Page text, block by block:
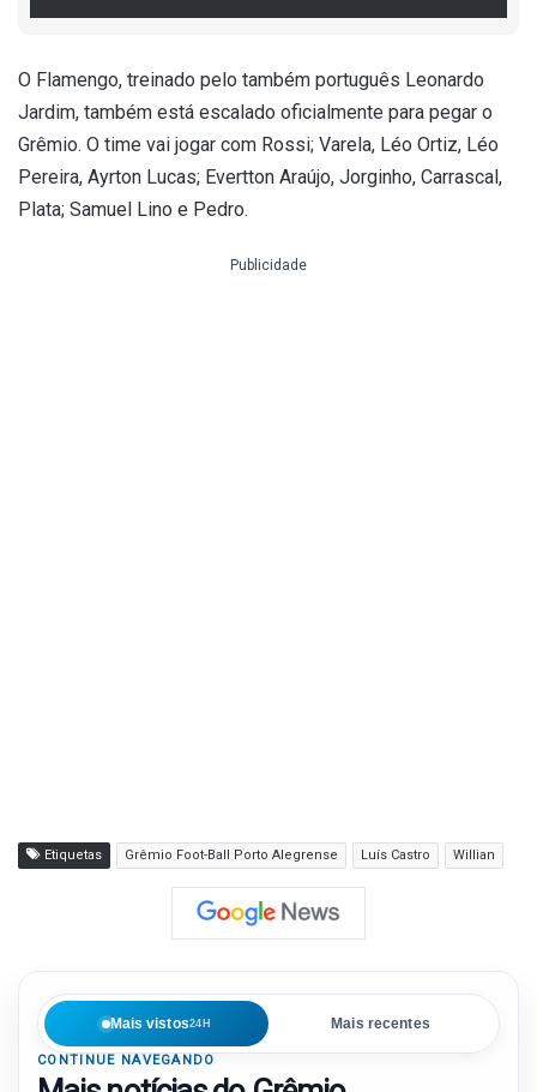
O Flamengo, treinado pelo também português Leonardo
Jardim, também está escalado oficialmente para pegar o
Grêmio. O time vai jogar com Rossi; Varela, Léo Ortiz, Léo
Pereira, Ayrton Lucas; Evertton Araújo, Jorginho, Carrascal,
Plata; Samuel Lino e Pedro.
Publicidade
Etiquetas Grêmio Foot-Ball Porto Alegrense Luís Castro Willian
Mais vistos24H Mais recentes
CONTINUE NAVEGANDO